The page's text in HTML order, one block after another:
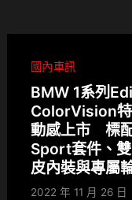
國內車訊
BMW 1系列
ColorVision
動感上市 標
Sport套件、
皮內裝與專屬
2022 年 11 月 26 日